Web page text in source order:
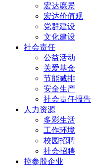
宏达愿景
宏达价值观
党群建设
文化建设
社会责任
公益活动
关爱基金
节能减排
安全生产
社会责任报告
人力资源
多彩生活
工作环境
校园招聘
社会招聘
控参股企业